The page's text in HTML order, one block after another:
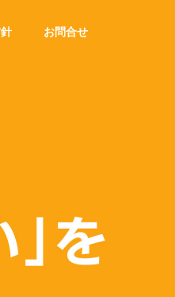
お問合せ